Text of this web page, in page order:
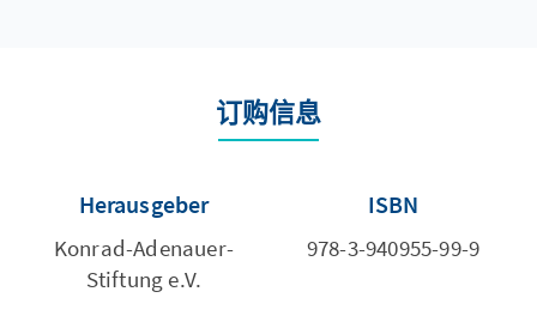
订购信息
Herausgeber
Konrad-Adenauer-
Stiftung e.V.
ISBN
978-3-940955-99-9